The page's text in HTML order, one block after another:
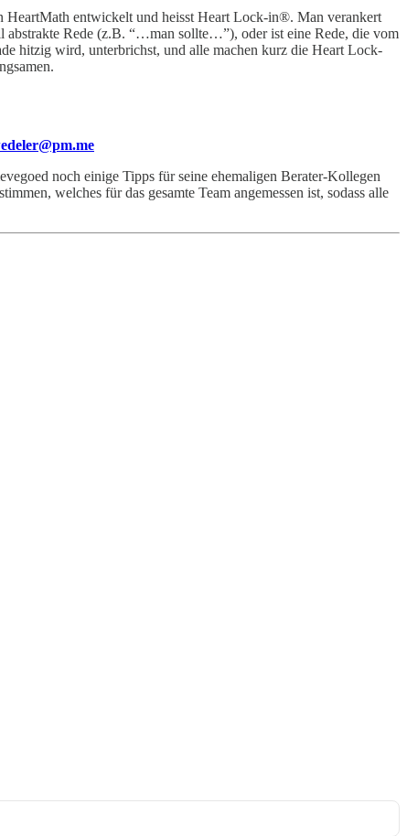
HeartMath entwickelt und heisst Heart Lock-in®. Man verankert
abstrakte Rede (z.B. “…man sollte…”), oder ist eine Rede, die vom
hitzig wird, unterbrichst, und alle machen kurz die Heart Lock-
noch einige Tipps für seine ehemaligen Berater-Kollegen
welches für das gesamte Team angemessen ist, sodass alle